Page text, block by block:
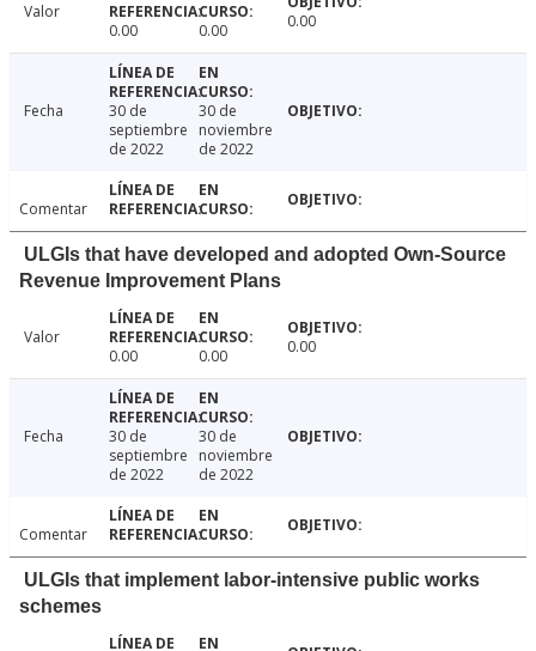
Valor
0.00
0.00 0.00
Fecha
30 de
septiembre
de 2022
30 de
noviembre
de 2022
Comentar
ULGIs that have developed and adopted Own-Source
Revenue Improvement Plans
Valor
0.00
0.00 0.00
Fecha
30 de
septiembre
de 2022
30 de
noviembre
de 2022
Comentar
ULGIs that implement labor-intensive public works
schemes